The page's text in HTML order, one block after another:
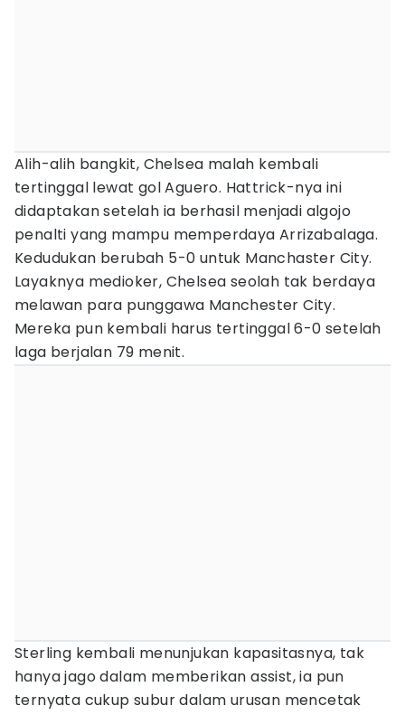
Alih-alih bangkit, Chelsea malah kembali
tertinggal lewat gol Aguero. Hattrick-nya ini
didaptakan setelah ia berhasil menjadi algojo
penalti yang mampu memperdaya Arrizabalaga.
Kedudukan berubah 5-0 untuk Manchaster City.
Layaknya medioker, Chelsea seolah tak berdaya
melawan para punggawa Manchester City.
Mereka pun kembali harus tertinggal 6-0 setelah
laga berjalan 79 menit.
Sterling kembali menunjukan kapasitasnya, tak
hanya jago dalam memberikan assist, ia pun
ternyata cukup subur dalam urusan mencetak